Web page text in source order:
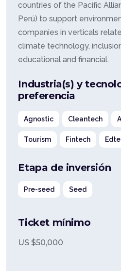
countries of the Pacific
Perú) to support
companies in verticals
climate technology,
educational and financial.
Industria(s) y
preferencia
Agnostic Cleantech
Tourism Fintech
Etapa de inversión
Pre-seed Seed
Ticket mínimo
US $50,000